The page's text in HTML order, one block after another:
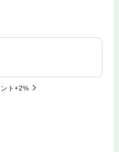
ト+2%